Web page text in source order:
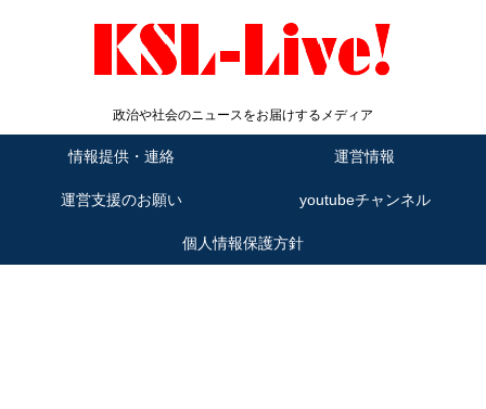
政治や社会のニュースをお届けするメディア
情報提供・連絡 運営情報
運営支援のお願い youtubeチャンネル
個人情報保護方針